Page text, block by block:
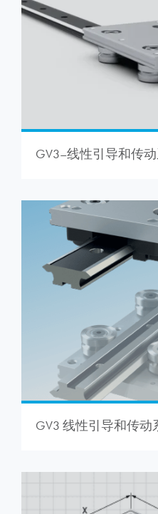
GV3–线性引导和传
GV3 线性引导和传动